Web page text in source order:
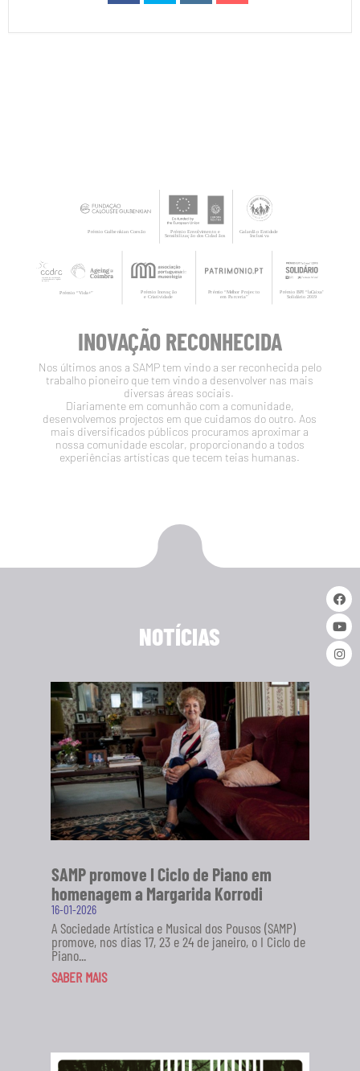
INOVAÇÃO RECONHECIDA
Nos últimos anos a SAMP tem vindo a ser reconhecida pelo
trabalho pioneiro que tem vindo a desenvolver nas mais
diversas áreas sociais.
Diariamente em comunhão com a comunidade,
desenvolvemos projectos em que cuidamos do outro. Aos
mais diversificados públicos procuramos aproximar a
nossa comunidade escolar, proporcionando a todos
experiências artísticas que tecem teias humanas.
NOTÍCIAS
SAMP promove I Ciclo de Piano em
homenagem a Margarida Korrodi
16-01-2026
A Sociedade Artística e Musical dos Pousos (SAMP)
promove, nos dias 17, 23 e 24 de janeiro, o I Ciclo de
Piano...
SABER MAIS